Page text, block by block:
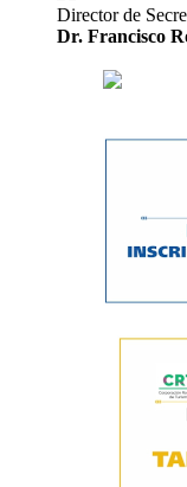
Director de
Dr. Francisco